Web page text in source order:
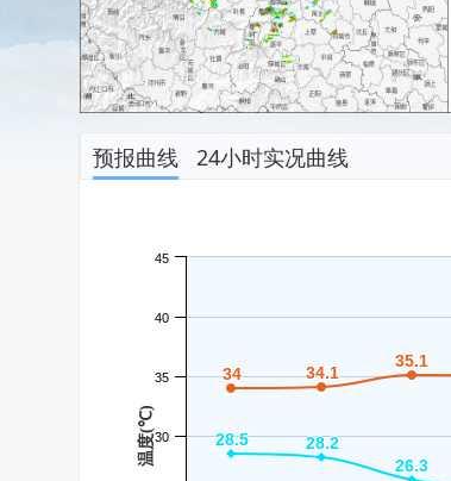
预报曲线 24小时实况曲线
温度(℃)
34
34 34.1
34.1
35.1
35.1
28.5
28.5 28.2
28.2
26.3
26.3
30
35
40
45